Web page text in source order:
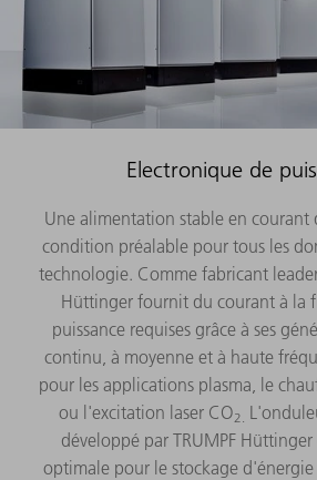
Electronique de
Une alimentation stable en courant
condition préalable pour tous les
technologie. Comme fabricant
Hüttinger fournit du courant à la
puissance requises grâce à ses
continu, à moyenne et à haute
pour les applications plasma, le
ou l'excitation laser CO2.
développé par TRUMPF
optimale pour le stockage